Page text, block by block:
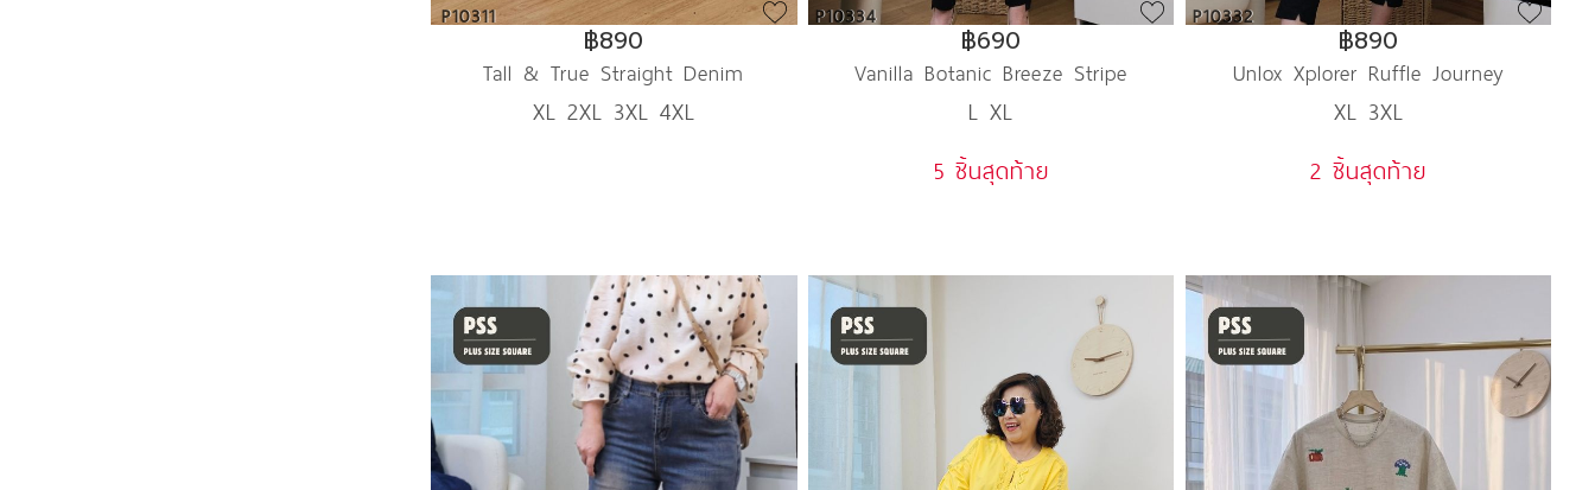
P10311
฿890
Tall & True Straight Denim
XL 2XL 3XL 4XL
P10334
฿690
Vanilla Botanic Breeze Stripe
L XL
5 ชิ้นสุดท้าย
P10332
฿890
Unlox Xplorer Ruffle Journey
XL 3XL
2 ชิ้นสุดท้าย